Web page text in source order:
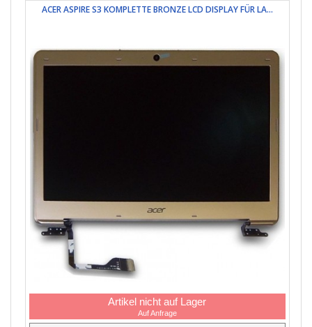
ACER ASPIRE S3 KOMPLETTE BRONZE LCD DISPLAY FÜR LA...
Artikel nicht auf Lager
Auf Anfrage